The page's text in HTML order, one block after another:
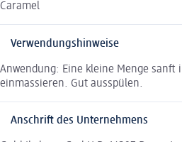
Caramel
Verwendungshinweise
Anwendung: Eine kleine Menge sanft
einmassieren. Gut ausspülen.
Anschrift des Unternehmens